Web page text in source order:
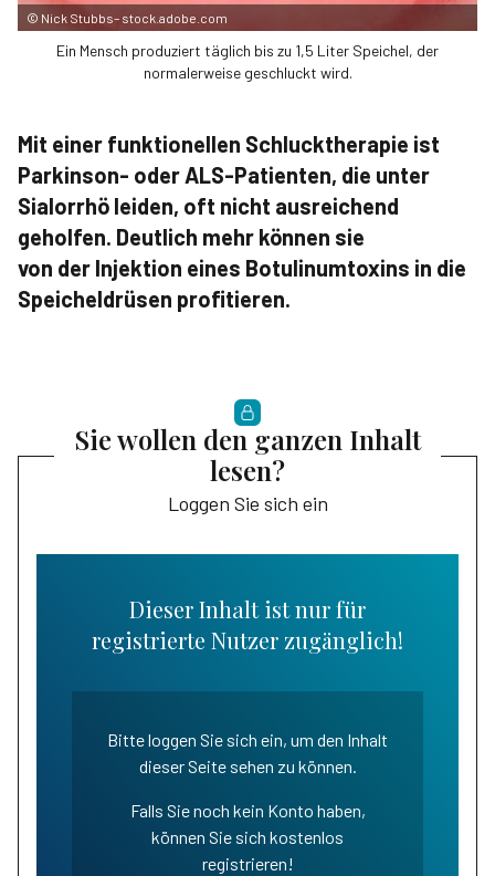
© Nick Stubbs– stock.adobe.com
Ein Mensch produziert täglich bis zu 1,5 Liter Speichel, der
normalerweise geschluckt wird.
Mit einer funktionellen Schlucktherapie ist
Parkinson- oder ALS-Patienten, die unter
Sialorrhö leiden, oft nicht ausreichend
geholfen. Deutlich mehr können sie
von der Injektion eines Botulinumtoxins in die
Speicheldrüsen profitieren.
Sie wollen den ganzen Inhalt
lesen?
Loggen Sie sich ein
Dieser Inhalt ist nur für
registrierte Nutzer zugänglich!
Bitte loggen Sie sich ein, um den Inhalt
dieser Seite sehen zu können.
Falls Sie noch kein Konto haben,
können Sie sich kostenlos
registrieren!